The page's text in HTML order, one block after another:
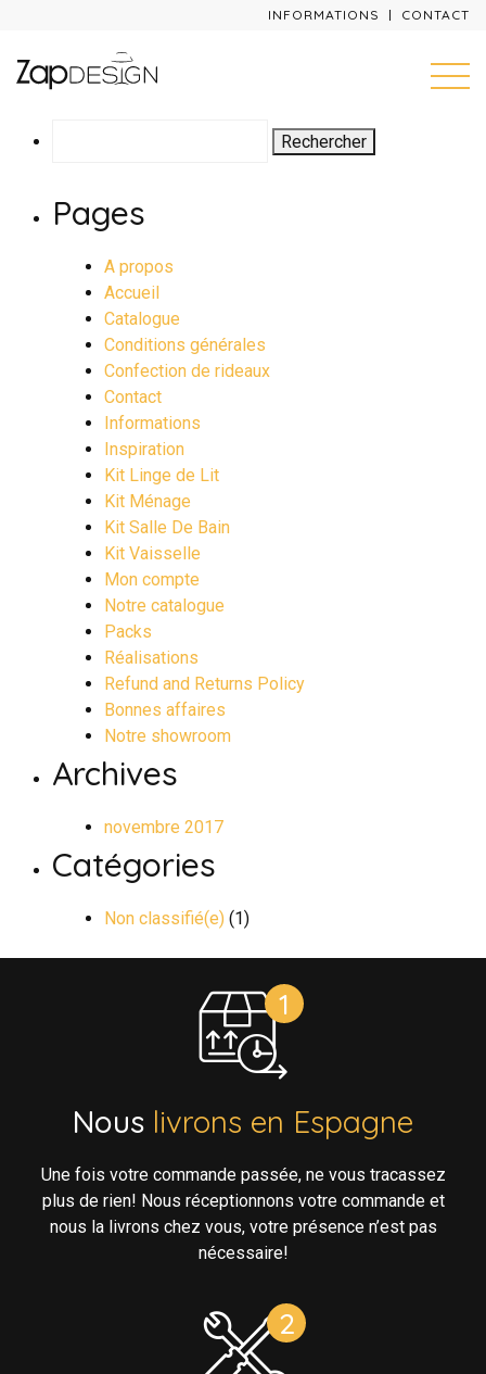
INFORMATIONS CONTACT
Pages
A propos
Accueil
Catalogue
Conditions générales
Confection de rideaux
Contact
Informations
Inspiration
Kit Linge de Lit
Kit Ménage
Kit Salle De Bain
Kit Vaisselle
Mon compte
Notre catalogue
Packs
Réalisations
Refund and Returns Policy
Bonnes affaires
Notre showroom
Archives
novembre 2017
Catégories
Non classifié(e) (1)
Nous livrons en Espagne
Une fois votre commande passée, ne vous tracassez
plus de rien! Nous réceptionnons votre commande et
nous la livrons chez vous, votre présence n’est pas
nécessaire!